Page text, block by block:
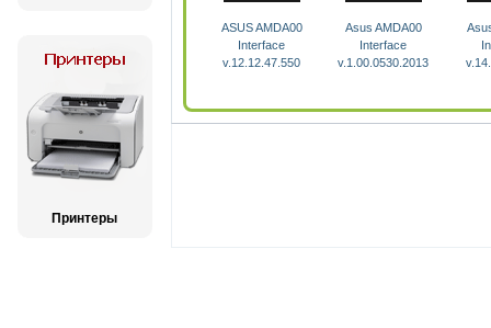
Принтеры
ASUS AMDA00
Interface
v.12.12.47.550
Asus AMDA00
Interface
v.1.00.0530.2013